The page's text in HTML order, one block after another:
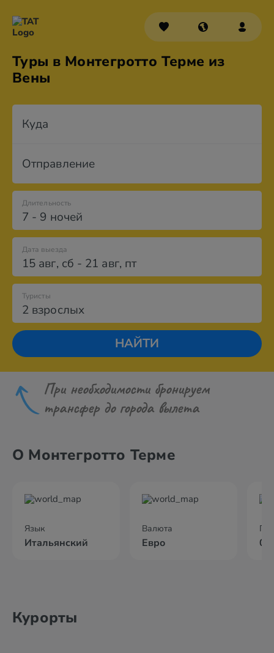
Туры в Монтегротто Терме из
Вены
Куда
Отправление
7 - 9 ночей
Длительность
Дата выезда
15 авг, сб - 21 авг, пт
2 взрослых
Туристы
НАЙТИ
При необходимости бронируем
трансфер до города вылета
О Монтегротто Терме
Язык
Итальянский
Валюта
Евро
Курорты